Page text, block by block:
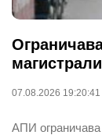
07.08.2026 19:20:41
АПИ